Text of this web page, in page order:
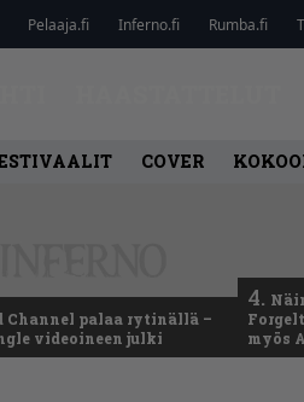
Pelaaja.fi Inferno.fi Rumba.fi
COVER
Channel palaa rytinällä –
videoineen julki
4.
myös